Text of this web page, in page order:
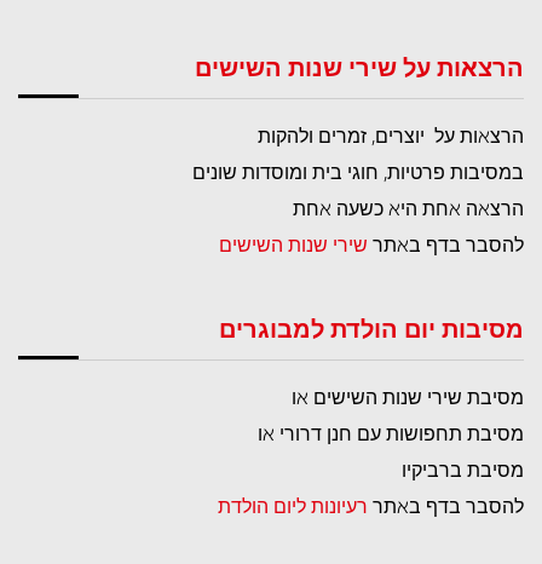
הרצאות על שירי שנות השישים
הרצאות על יוצרים, זמרים ולהקות
במסיבות פרטיות, חוגי בית ומוסדות שונים
הרצאה אחת היא כשעה אחת
להסבר בדף באתר שירי שנות השישים
מסיבות יום הולדת למבוגרים
מסיבת שירי שנות השישים או
מסיבת תחפושות עם חנן דרורי או
מסיבת ברביקיו
להסבר בדף באתר רעיונות ליום הולדת